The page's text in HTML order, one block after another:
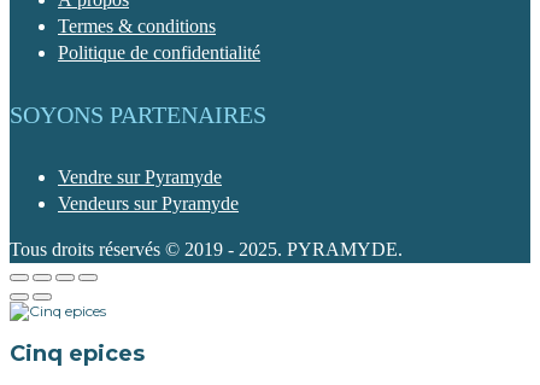
Termes & conditions
Politique de confidentialité
SOYONS PARTENAIRES
Vendre sur Pyramyde
Vendeurs sur Pyramyde
Tous droits réservés © 2019 - 2025. PYRAMYDE.
Cinq epices